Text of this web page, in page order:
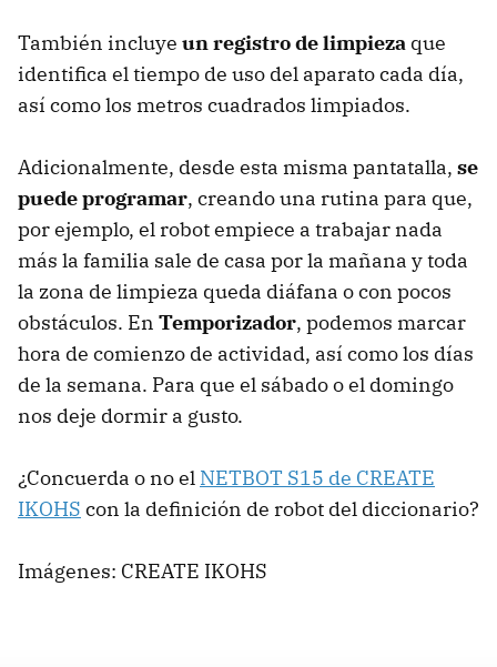
También incluye un registro de limpieza que
identifica el tiempo de uso del aparato cada día,
así como los metros cuadrados limpiados.
Adicionalmente, desde esta misma pantatalla, se
puede programar, creando una rutina para que,
por ejemplo, el robot empiece a trabajar nada
más la familia sale de casa por la mañana y toda
la zona de limpieza queda diáfana o con pocos
obstáculos. En Temporizador, podemos marcar
hora de comienzo de actividad, así como los días
de la semana. Para que el sábado o el domingo
nos deje dormir a gusto.
¿Concuerda o no el NETBOT S15 de CREATE
IKOHS con la definición de robot del diccionario?
Imágenes: CREATE IKOHS